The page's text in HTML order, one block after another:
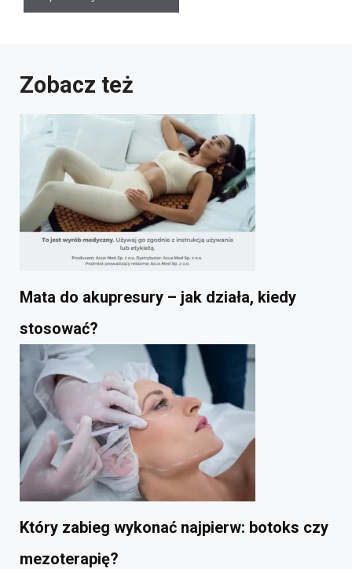
Zobacz też
Mata do akupresury – jak działa, kiedy
stosować?
Który zabieg wykonać najpierw: botoks czy
mezoterapię?